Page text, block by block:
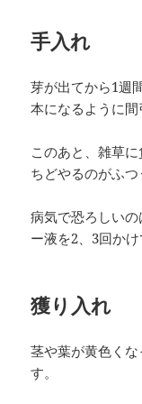
手入れ
芽が出てから1週
本になるように間
このあと、雑草
ちどやるのがふつ
病気で恐ろしい
ー液を2、3回かけ
獲り入れ
茎や葉が黄色く
す。